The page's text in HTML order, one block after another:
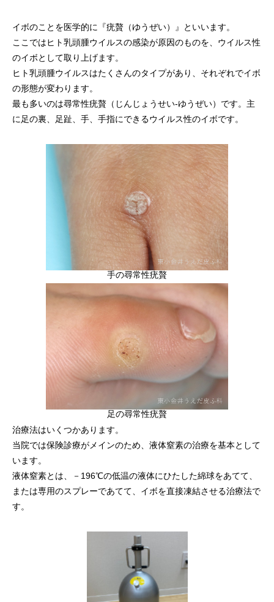
イボのことを医学的に『疣贅（ゆうぜい）』といいます。
ここではヒト乳頭腫ウイルスの感染が原因のものを、ウイルス性
のイボとして取り上げます。
ヒト乳頭腫ウイルスはたくさんのタイプがあり、それぞれでイボ
の形態が変わります。
最も多いのは尋常性疣贅（じんじょうせい-ゆうぜい）です。主
に足の裏、足趾、手、手指にできるウイルス性のイボです。
手の尋常性疣贅
足の尋常性疣贅
治療法はいくつかあります。
当院では保険診療がメインのため、液体窒素の治療を基本として
います。
液体窒素とは、－196℃の低温の液体にひたした綿球をあてて、
または専用のスプレーであてて、イボを直接凍結させる治療法で
す。